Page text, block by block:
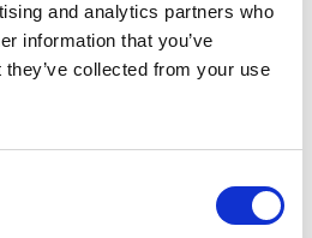
and analytics partners who
information that you’ve
collected from your use
van krasstickers